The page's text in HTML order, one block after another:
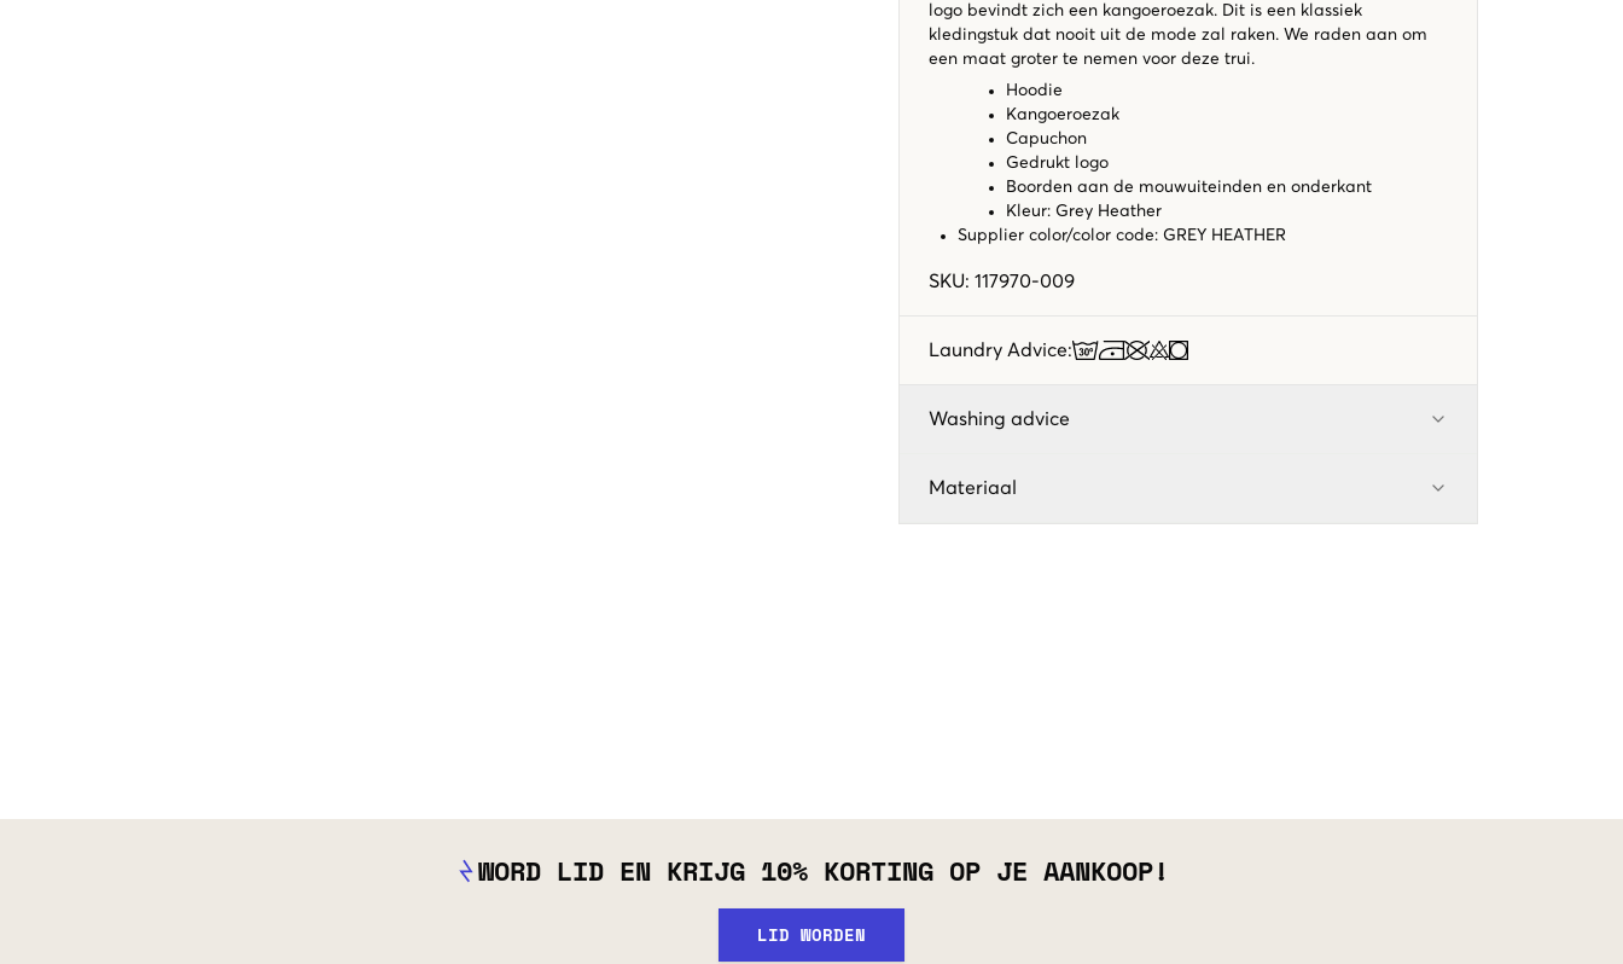
logo bevindt zich een kangoeroezak. Dit is een klassiek
kledingstuk dat nooit uit de mode zal raken. We raden aan om
een maat groter te nemen voor deze trui.
Hoodie
Kangoeroezak
Capuchon
Gedrukt logo
Boorden aan de mouwuiteinden en onderkant
Kleur: Grey Heather
Supplier color/color code: GREY HEATHER
SKU: 117970-009
Laundry Advice:
Washing advice
Materiaal
WORD LID EN KRIJG 10% KORTING OP JE AANKOOP!
LID WORDEN